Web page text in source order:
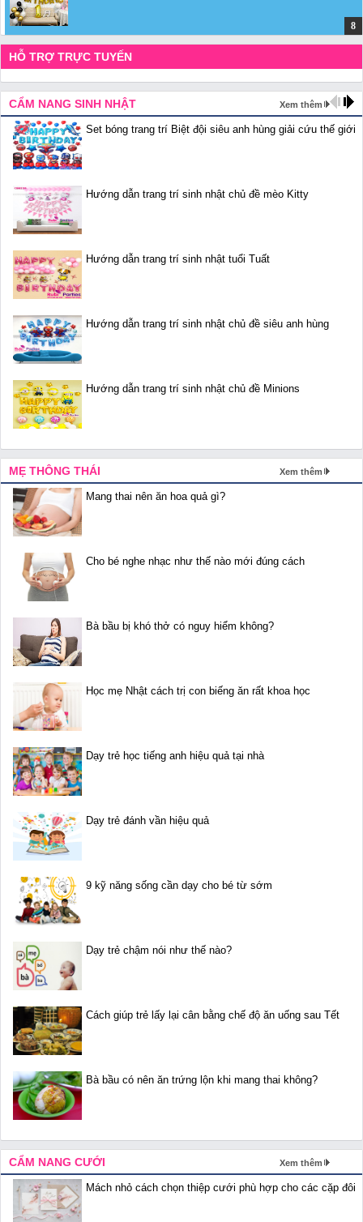
HỖ TRỢ TRỰC TUYẾN
CẨM NANG SINH NHẬT Xem thêm
Set bóng trang trí Biệt đội siêu anh hùng giải cứu thế giới
Hướng dẫn trang trí sinh nhật chủ đề mèo Kitty
Hướng dẫn trang trí sinh nhật tuổi Tuất
Hướng dẫn trang trí sinh nhật chủ đề siêu anh hùng
Hướng dẫn trang trí sinh nhật chủ đề Minions
MẸ THÔNG THÁI Xem thêm
Mang thai nên ăn hoa quả gì?
Cho bé nghe nhạc như thế nào mới đúng cách
Bà bầu bị khó thở có nguy hiểm không?
Học mẹ Nhật cách trị con biếng ăn rất khoa học
Dạy trẻ học tiếng anh hiệu quả tại nhà
Dạy trẻ đánh vần hiệu quả
9 kỹ năng sống cần dạy cho bé từ sớm
Dạy trẻ chậm nói như thế nào?
Cách giúp trẻ lấy lại cân bằng chế độ ăn uống sau Tết
Bà bầu có nên ăn trứng lộn khi mang thai không?
CẨM NANG CƯỚI Xem thêm
Mách nhỏ cách chọn thiệp cưới phù hợp cho các cặp đôi